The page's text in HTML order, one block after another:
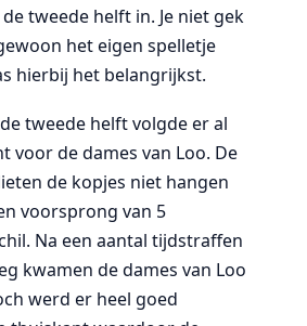
tweede helft in. Je niet gek
het eigen spelletje
hierbij het belangrijkst.
tweede helft volgde er al
voor de dames van Loo. De
de kopjes niet hangen
voorsprong van 5
Na een aantal tijdstraffen
kwamen de dames van Loo
werd er heel goed